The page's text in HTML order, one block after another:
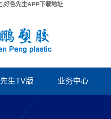
,好色先生APP下载地址
生TV版 业务中心